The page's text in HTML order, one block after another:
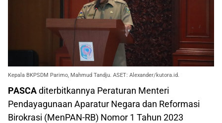
Kepala BKPSDM Parimo, Mahmud Tandju. ASET: Alexander/kutora.id.
PASCAditerbitkannya Peraturan Menteri
Pendayagunaan Aparatur Negara dan Reformasi
Birokrasi (MenPAN-RB) Nomor 1 Tahun 2023